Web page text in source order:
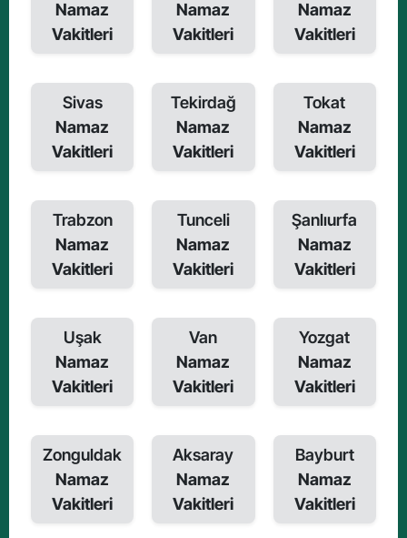
Namaz
Vakitleri
Namaz
Vakitleri
Namaz
Vakitleri
Sivas
Namaz
Vakitleri
Tekirdağ
Namaz
Vakitleri
Tokat
Namaz
Vakitleri
Trabzon
Namaz
Vakitleri
Tunceli
Namaz
Vakitleri
Şanlıurfa
Namaz
Vakitleri
Uşak
Namaz
Vakitleri
Van
Namaz
Vakitleri
Yozgat
Namaz
Vakitleri
Zonguldak
Namaz
Vakitleri
Aksaray
Namaz
Vakitleri
Bayburt
Namaz
Vakitleri